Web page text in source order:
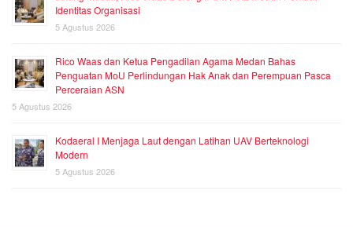
Identitas Organisasi
5 Agustus 2026
Rico Waas dan Ketua Pengadilan Agama Medan Bahas
Penguatan MoU Perlindungan Hak Anak dan Perempuan Pasca
Perceraian ASN
5 Agustus 2026
Kodaeral I Menjaga Laut dengan Latihan UAV Berteknologi
Modern
5 Agustus 2026